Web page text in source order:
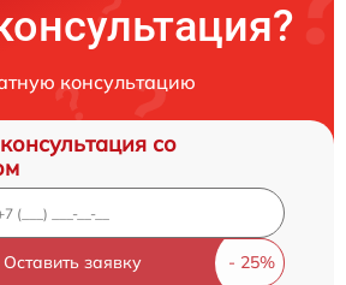
консультацию
со
Оставить заявку